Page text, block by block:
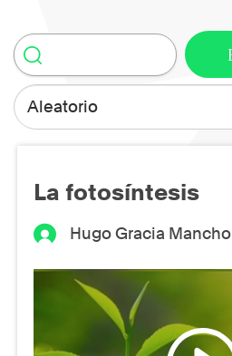
Aleatorio
La fotosíntesis
Hugo Gracia Mancho